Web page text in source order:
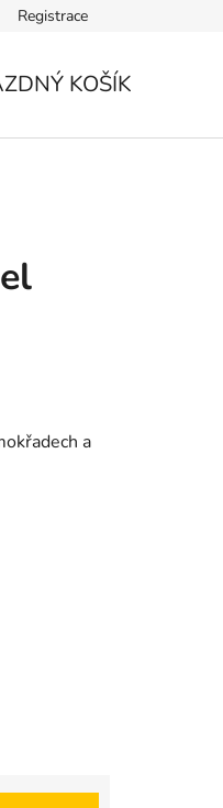
Registrace
KOŠÍK
a